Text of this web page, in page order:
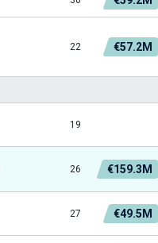
22 €57.2M
19
26 €159.3M
27 €49.5M